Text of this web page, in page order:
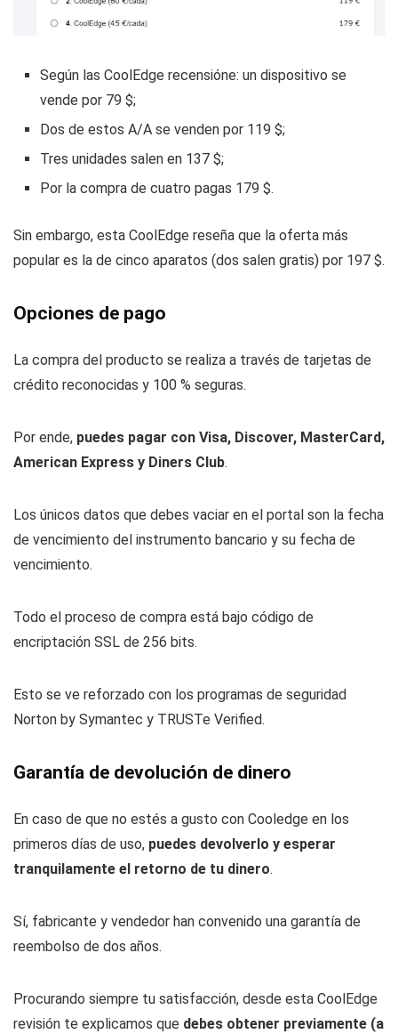
Según las CoolEdge recensióne: un dispositivo se
vende por 79 $;
Dos de estos A/A se venden por 119 $;
Tres unidades salen en 137 $;
Por la compra de cuatro pagas 179 $.
Sin embargo, esta CoolEdge reseña que la oferta más
popular es la de cinco aparatos (dos salen gratis) por 197 $.
Opciones de pago
La compra del producto se realiza a través de tarjetas de
crédito reconocidas y 100 % seguras.
Por ende, puedes pagar con Visa, Discover, MasterCard,
American Express y Diners Club.
Los únicos datos que debes vaciar en el portal son la fecha
de vencimiento del instrumento bancario y su fecha de
vencimiento.
Todo el proceso de compra está bajo código de
encriptación SSL de 256 bits.
Esto se ve reforzado con los programas de seguridad
Norton by Symantec y TRUSTe Verified.
Garantía de devolución de dinero
En caso de que no estés a gusto con Cooledge en los
primeros días de uso, puedes devolverlo y esperar
tranquilamente el retorno de tu dinero.
Sí, fabricante y vendedor han convenido una garantía de
reembolso de dos años.
Procurando siempre tu satisfacción, desde esta CoolEdge
revisión te explicamos que debes obtener previamente (a